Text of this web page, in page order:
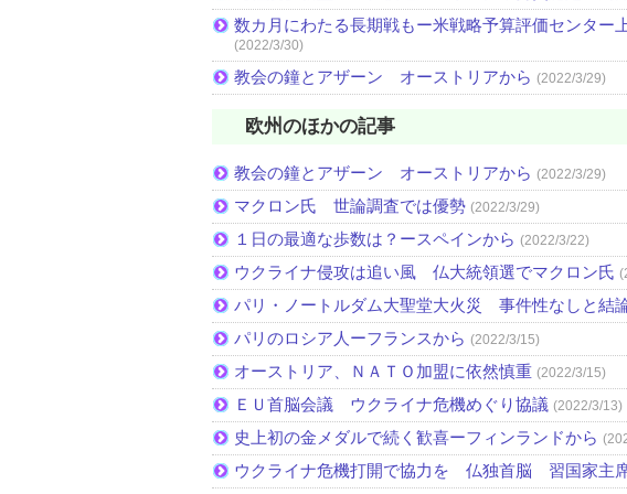
数カ月にわたる長期戦もー米戦略予算評価センター
(2022/3/30)
教会の鐘とアザーン オーストリアから (2022/3/29)
欧州のほかの記事
教会の鐘とアザーン オーストリアから (2022/3/29)
マクロン氏 世論調査では優勢 (2022/3/29)
１日の最適な歩数は？ースペインから (2022/3/22)
ウクライナ侵攻は追い風 仏大統領選でマクロン氏
パリ・ノートルダム大聖堂大火災 事件性なしと結
パリのロシア人ーフランスから (2022/3/15)
オーストリア、ＮＡＴＯ加盟に依然慎重 (2022/3/15)
ＥＵ首脳会議 ウクライナ危機めぐり協議 (2022/3/13)
史上初の金メダルで続く歓喜ーフィンランドから
ウクライナ危機打開で協力を 仏独首脳 習国家主